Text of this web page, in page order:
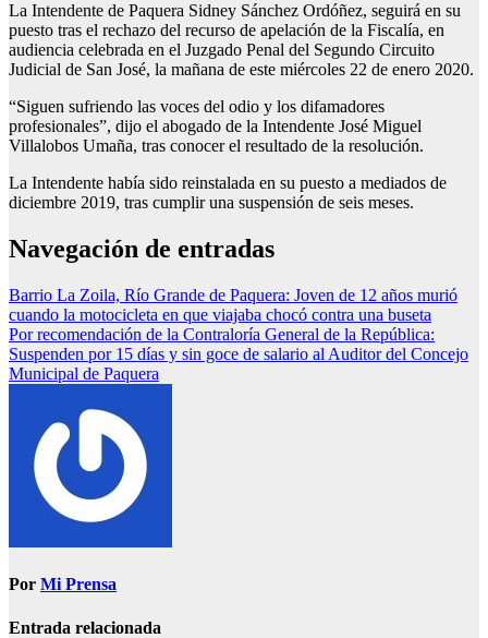
La Intendente de Paquera Sidney Sánchez Ordóñez, seguirá en su
puesto tras el rechazo del recurso de apelación de la Fiscalía, en
audiencia celebrada en el Juzgado Penal del Segundo Circuito
Judicial de San José, la mañana de este miércoles 22 de enero 2020.
“Siguen sufriendo las voces del odio y los difamadores
profesionales”, dijo el abogado de la Intendente José Miguel
Villalobos Umaña, tras conocer el resultado de la resolución.
La Intendente había sido reinstalada en su puesto a mediados de
diciembre 2019, tras cumplir una suspensión de seis meses.
Navegación de entradas
Barrio La Zoila, Río Grande de Paquera: Joven de 12 años murió
cuando la motocicleta en que viajaba chocó contra una buseta
Por recomendación de la Contraloría General de la República:
Suspenden por 15 días y sin goce de salario al Auditor del Concejo
Municipal de Paquera
Por Mi Prensa
Entrada relacionada